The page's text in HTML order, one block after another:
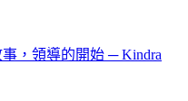
，領導的開始 ─ Kindra